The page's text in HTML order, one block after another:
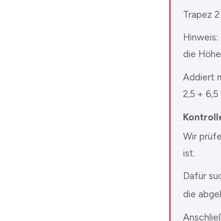
Trapez
die
Addiert
2,5 + 6,5
Wir
ist.
Dafür
die